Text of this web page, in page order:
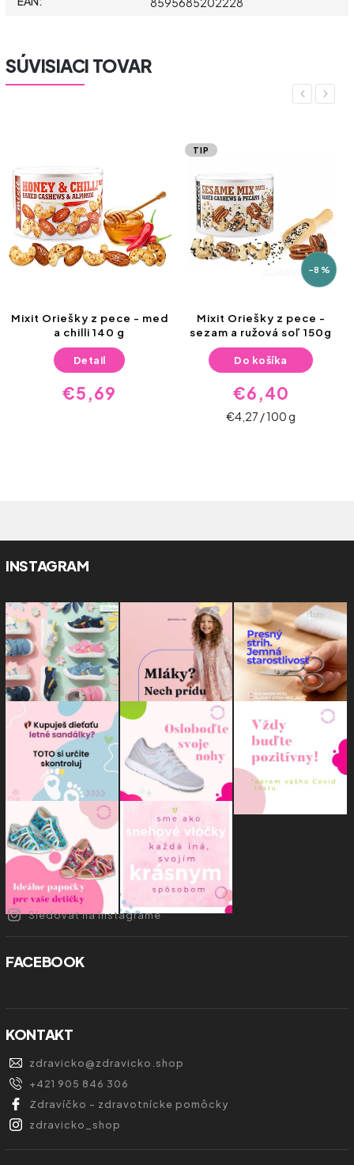
SÚVISIACI TOVAR
Previous
Mixit Oriešky z pece - med
a chilli 140 g
€5,69
Detail
TIP
–8 %
Mixit Oriešky z pece -
sezam a ružová soľ 150g
€6,40
€4,27 / 100 g
Do košíka
Next
INSTAGRAM
Sledovať na Instagrame
FACEBOOK
KONTAKT
zdravicko@zdravicko.shop
+421 905 846 306
Zdravíčko - zdravotnícke pomôcky
zdravicko_shop